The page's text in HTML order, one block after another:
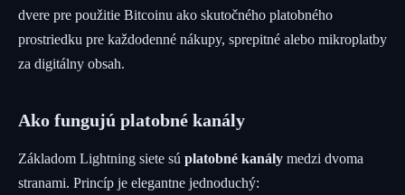
dvere pre použitie Bitcoinu ako skutočného platobného
prostriedku pre každodenné nákupy, sprepitné alebo mikroplatby
za digitálny obsah.
Ako fungujú platobné kanály
Základom Lightning siete sú platobné kanály medzi dvoma
stranami. Princíp je elegantne jednoduchý: